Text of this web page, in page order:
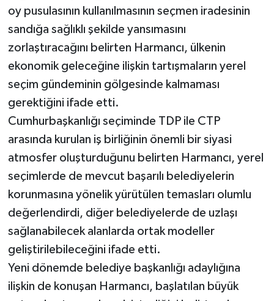
oy pusulasının kullanılmasının seçmen iradesinin
sandığa sağlıklı şekilde yansımasını
zorlaştıracağını belirten Harmancı, ülkenin
ekonomik geleceğine ilişkin tartışmaların yerel
seçim gündeminin gölgesinde kalmaması
gerektiğini ifade etti.
Cumhurbaşkanlığı seçiminde TDP ile CTP
arasında kurulan iş birliğinin önemli bir siyasi
atmosfer oluşturduğunu belirten Harmancı, yerel
seçimlerde de mevcut başarılı belediyelerin
korunmasına yönelik yürütülen temasları olumlu
değerlendirdi, diğer belediyelerde de uzlaşı
sağlanabilecek alanlarda ortak modeller
geliştirilebileceğini ifade etti.
Yeni dönemde belediye başkanlığı adaylığına
ilişkin de konuşan Harmancı, başlatılan büyük